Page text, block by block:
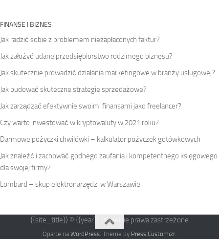
FINANSE I BIZNES
Jak radzić sobie z problemem niezapłaconych faktur?
Jak założyć udane przedsiębiorstwo rodzimego biznesu?
Jak skutecznie prowadzić działania marketingowe w branży usługowej?
Jak budować skuteczne strategie sprzedażowe?
Jak zarządzać efektywnie swoimi finansami jako freelancer?
Czy warto inwestować w kryptowaluty w 2021 roku?
Darmowe pożyczki chwilówki – kalkulator pożyczek gotówkowych
Jak znaleźć i zachować godnego zaufania i kompetentnego księgowego
dla swojej firmy?
Lombard – skup elektronarzędzi w Warszawie
{{site_title}} © {{year}}. Wszelkie prawa zastrzeżone
Oparte naWordPress. Theme by Press Customizr.